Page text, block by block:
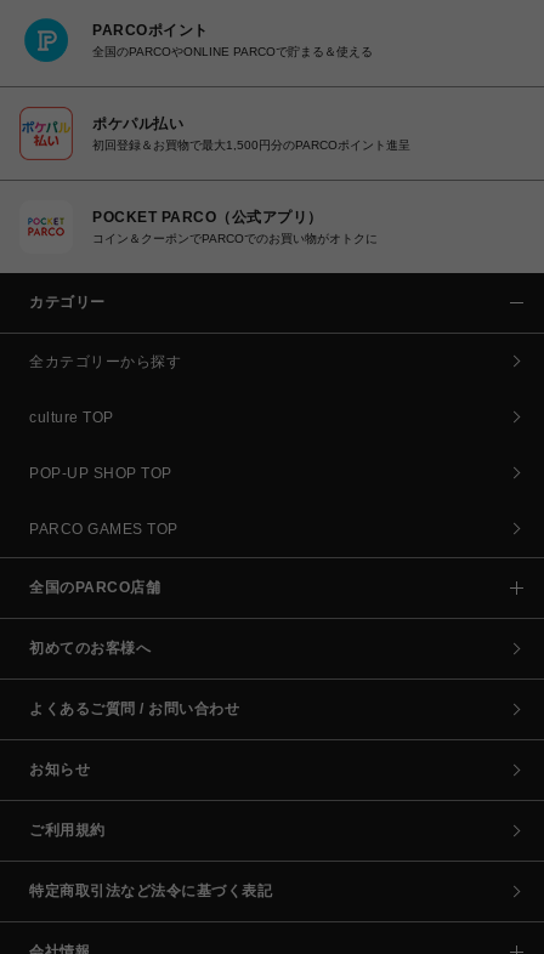
PARCOポイント
全国のPARCOやONLINE PARCOで貯まる＆使える
ポケパル払い
初回登録＆お買物で最大1,500円分のPARCOポイント進呈
POCKET PARCO（公式アプリ）
コイン＆クーポンでPARCOでのお買い物がオトクに
カテゴリー
全カテゴリーから探す
culture TOP
POP-UP SHOP TOP
PARCO GAMES TOP
全国のPARCO店舗
初めてのお客様へ
よくあるご質問 / お問い合わせ
お知らせ
ご利用規約
特定商取引法など法令に基づく表記